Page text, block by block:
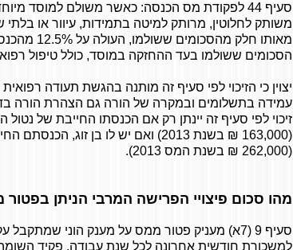
סעיף 44 לפקודת מס הכנסה: כאשר משולם למוסד
מאותו חלק
הסכומים ששולמו בעד ההחזקה במוסד, כולל טיפול
עמידה בתשלומים ובמקרה של הורה גם הצהרת הורה בדבר
זיכוי לפי סעיף זה יינתן רק אם הכנסתו החייבת של
(163,000 ₪ בשנת 2013) ואם יש לו בן
(262,000 ₪ בשנת המס 2013).
מהו סכום פיצויי הפרישה המרבי הניתן
סעיף 9 (7א) מעניק פטור ממס על מענק הוני
למשכורת חודשית אחרונה לכל שנת עבודה. פקיד